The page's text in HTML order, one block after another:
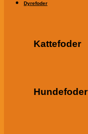
Dyrefoder
Kattefoder
Hundefoder